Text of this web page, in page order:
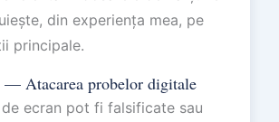
din experiența mea, pe
principale.
— Atacarea probelor digitale
ecran pot fi falsificate sau